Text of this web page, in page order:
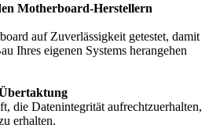
Motherboard-Herstellern
auf Zuverlässigkeit getestet, damit
Ihres eigenen Systems herangehen
die Datenintegrität aufrechtzuerhalten,
erhalten.